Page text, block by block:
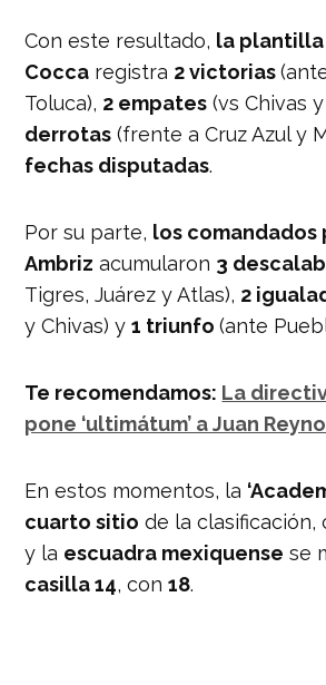
Con este resultado, la plantilla
Cocca registra 2 victorias
Toluca), 2 empates (vs Chivas
derrotas (frente a Cruz Azul y
fechas disputadas.
Por su parte, los comandados
Ambriz acumularon 3
Tigres, Juárez y Atlas), 2
y Chivas) y1 triunfo(ante
Te recomendamos: La
pone ‘ultimátum’ a Juan
En estos momentos, la
cuarto sitio de la clasificación,
y la escuadra mexiquense se
casilla 14, con18.